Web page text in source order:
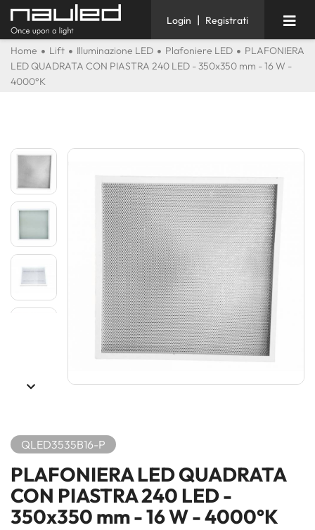
Login | Registrati
Home Lift Illuminazione LED Plafoniere LED
PLAFONIERA
LED QUADRATA CON PIASTRA 240 LED - 350x350 mm - 16 W -
4000°K
QLED3535B16-P
PLAFONIERA LED QUADRATA
CON PIASTRA 240 LED -
350x350 mm - 16 W - 4000°K